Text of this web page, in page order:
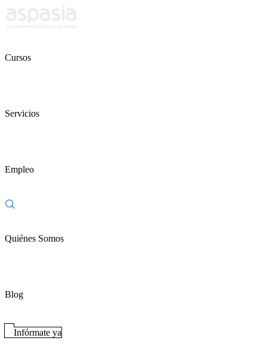
Cursos
Servicios
Empleo
Quiénes Somos
Blog
Infórmate ya